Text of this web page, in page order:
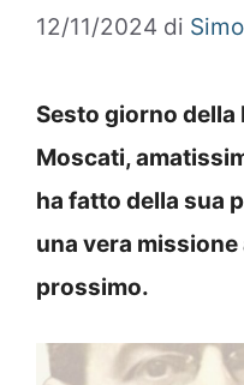
12/11/2024 di
Sesto giorno della
Moscati,
ha fatto della sua
una vera
prossimo.